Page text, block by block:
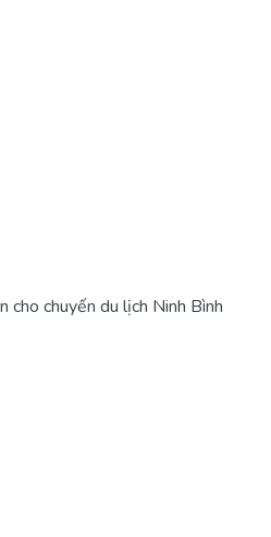
cho chuyến du lịch Ninh Bình